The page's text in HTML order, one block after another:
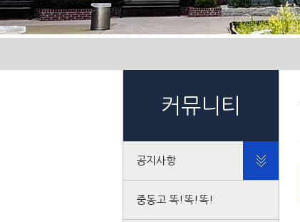
커뮤니티
공지사항
중동고 똑!똑!똑!